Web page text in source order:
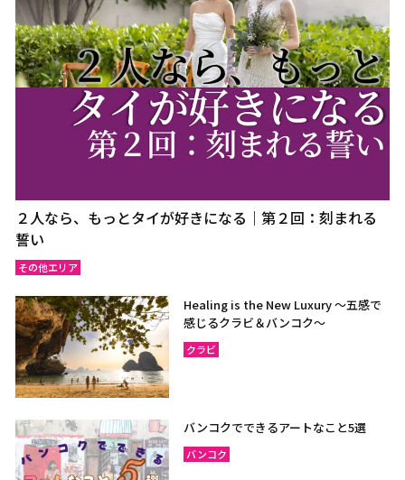
２人なら、もっとタイが好きになる｜第２回：刻まれる
誓い
その他エリア
Healing is the New Luxury ～五感で
感じるクラビ＆バンコク～
クラビ
バンコクでできるアートなこと5選
バンコク